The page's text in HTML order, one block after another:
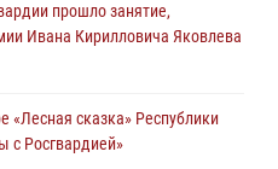
прошло занятие,
Ивана Кирилловича Яковлева
«Лесная сказка» Республики
с Росгвардией»